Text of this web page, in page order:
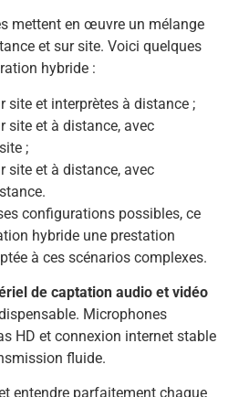
mettent en œuvre un mélange
et sur site. Voici quelques
hybride :
site et interprètes à distance ;
site et à distance, avec
;
site et à distance, avec
configurations possibles, ce
hybride une prestation
à ces scénarios complexes.
de captation audio et vidéo
Microphones
HD et connexion internet stable
fluide.
entendre parfaitement chaque